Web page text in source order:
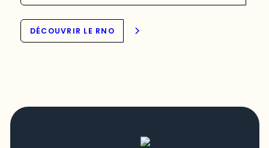
DÉCOUVRIR LE RNO